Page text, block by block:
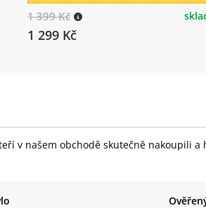
1 399 Kč
1 299 Kč
v našem obchodě skutečně nakoupili